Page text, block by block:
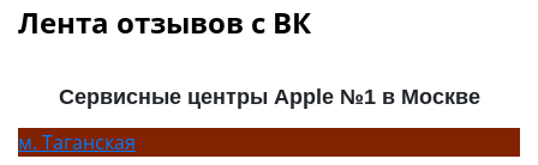
Лента отзывов с ВК
Сервисные центры Apple №1 в Москве
м. Таганская